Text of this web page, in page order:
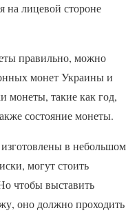
на лицевой стороне
правильно, можно
монет Украины и
монеты, такие как год,
состояние монеты.
в небольшом
могут стоить
чтобы выставить
оно должно проходить